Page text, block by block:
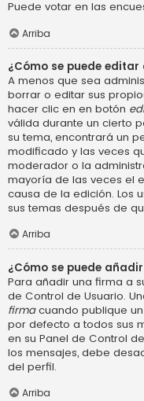
Puede votar en las
Arriba
¿Cómo se puede
A menos que sea
borrar o editar sus
hacer clic en en botón
válida durante un cierto
su tema, encontrará un
modificado y las veces
moderador o la
mayoría de las veces el
causa de la edición. Los
sus temas después de
Arriba
¿Cómo se puede
Para añadir una firma a
de Control de Usuario.
firmacuando publique
por defecto a todos sus
en su Panel de Control
los mensajes, debe
del perfil.
Arriba